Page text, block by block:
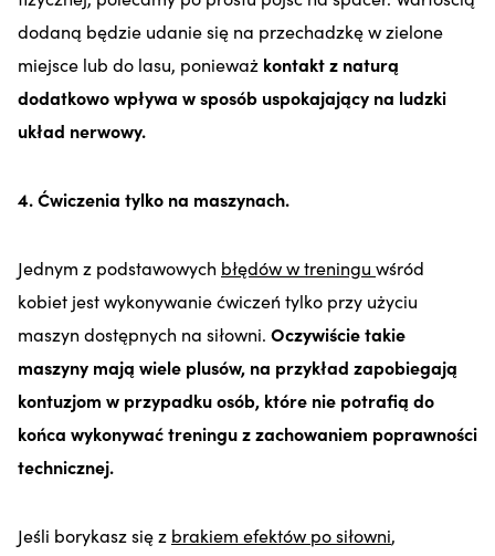
dodaną będzie udanie się na przechadzkę w zielone
miejsce lub do lasu, ponieważ kontakt z naturą
dodatkowo wpływa w sposób uspokajający na ludzki
układ nerwowy.
4. Ćwiczenia tylko na maszynach.
Jednym z podstawowych błędów w treningu wśród
kobiet jest wykonywanie ćwiczeń tylko przy użyciu
maszyn dostępnych na siłowni. Oczywiście takie
maszyny mają wiele plusów, na przykład zapobiegają
kontuzjom w przypadku osób, które nie potrafią do
końca wykonywać treningu z zachowaniem poprawności
technicznej.
Jeśli borykasz się z brakiem efektów po siłowni,